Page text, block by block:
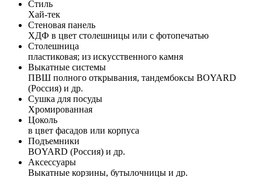
Стиль
Хай-тек
Стеновая панель
ХДФ в цвет столешницы или с фотопечатью
Столешница
пластиковая; из искусственного камня
Выкатные системы
ПВШ полного открывания, тандембоксы BOYARD
(Россия) и др.
Сушка для посуды
Хромированная
Цоколь
в цвет фасадов или корпуса
Подъемники
BOYARD (Россия) и др.
Аксессуары
Выкатные корзины, бутылочницы и др.